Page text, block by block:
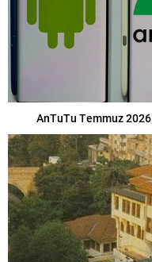
AnTuTu Temmuz